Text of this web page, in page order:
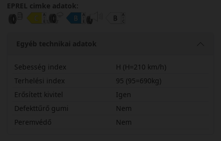
EPREL cimke adatok:
Egyéb technikai adatok
Sebesség index
H (H=210 km/h)
Terhelési index
95 (95=690kg)
Erősített kivitel
Igen
Defekttűrő gumi
Nem
Peremvédő
Nem